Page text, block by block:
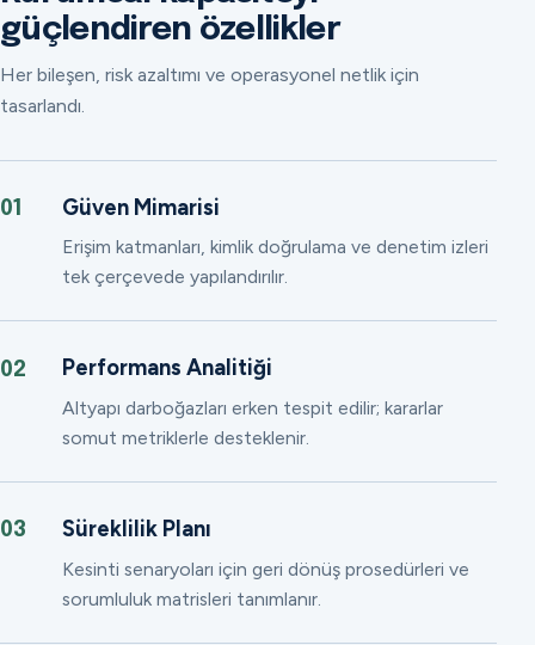
güçlendiren özellikler
Her bileşen, risk azaltımı ve operasyonel netlik için
tasarlandı.
01 Güven Mimarisi
Erişim katmanları, kimlik doğrulama ve denetim izleri
tek çerçevede yapılandırılır.
02 Performans Analitiği
Altyapı darboğazları erken tespit edilir; kararlar
somut metriklerle desteklenir.
03 Süreklilik Planı
Kesinti senaryoları için geri dönüş prosedürleri ve
sorumluluk matrisleri tanımlanır.